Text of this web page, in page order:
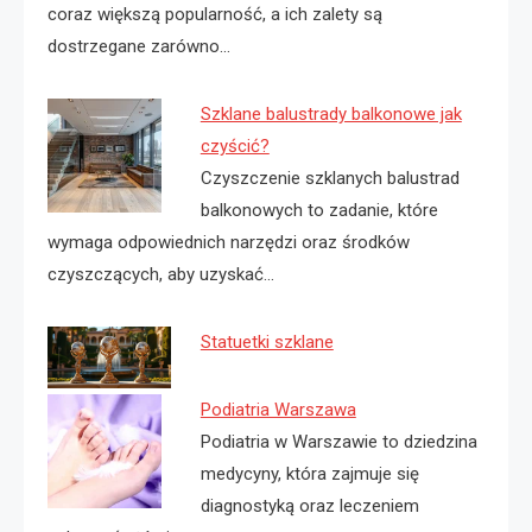
coraz większą popularność, a ich zalety są
dostrzegane zarówno…
Szklane balustrady balkonowe jak
czyścić?
Czyszczenie szklanych balustrad
balkonowych to zadanie, które
wymaga odpowiednich narzędzi oraz środków
czyszczących, aby uzyskać…
Statuetki szklane
Podiatria Warszawa
Podiatria w Warszawie to dziedzina
medycyny, która zajmuje się
diagnostyką oraz leczeniem